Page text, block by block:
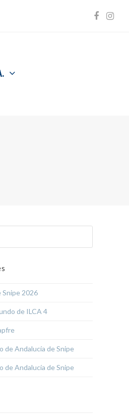
Snipe 2026
de ILCA 4
de Andalucía de Snipe
de Andalucía de Snipe